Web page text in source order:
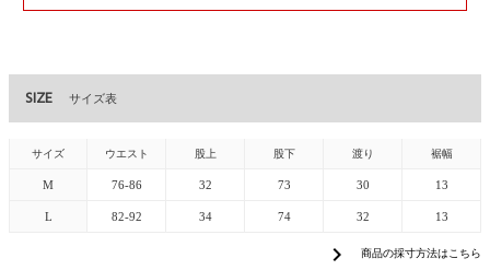
SIZE サイズ表
サイズ ウエスト 股上 股下 渡り 裾幅
M 76-86 32 73 30 13
L 82-92 34 74 32 13
chevron_right 商品の採寸方法はこちら